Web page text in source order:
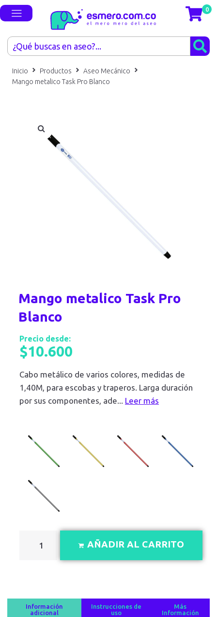
0
Inicio Productos
Aseo Mecánico
Mango metalico Task Pro Blanco
Mango metalico Task Pro
Blanco
Precio desde:
$10.600
Cabo metálico de varios colores, medidas de
1,40M, para escobas y traperos. Larga duración
por sus componentes, ade... Leer más
AÑADIR AL CARRITO
Información
adicional
Instrucciones de
uso
Más
Información